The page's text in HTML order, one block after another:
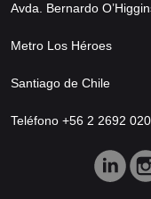
Avda. Bernardo
Metro Los Héroes
Santiago de Chile
Teléfono +56 2 2692